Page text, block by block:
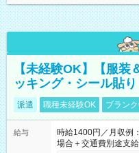
【未経験OK】【服
ッキング・シール貼
派遣 職種未経験OK ブラン
給与
時給1400円／月収例
場合＋交通費別途支給